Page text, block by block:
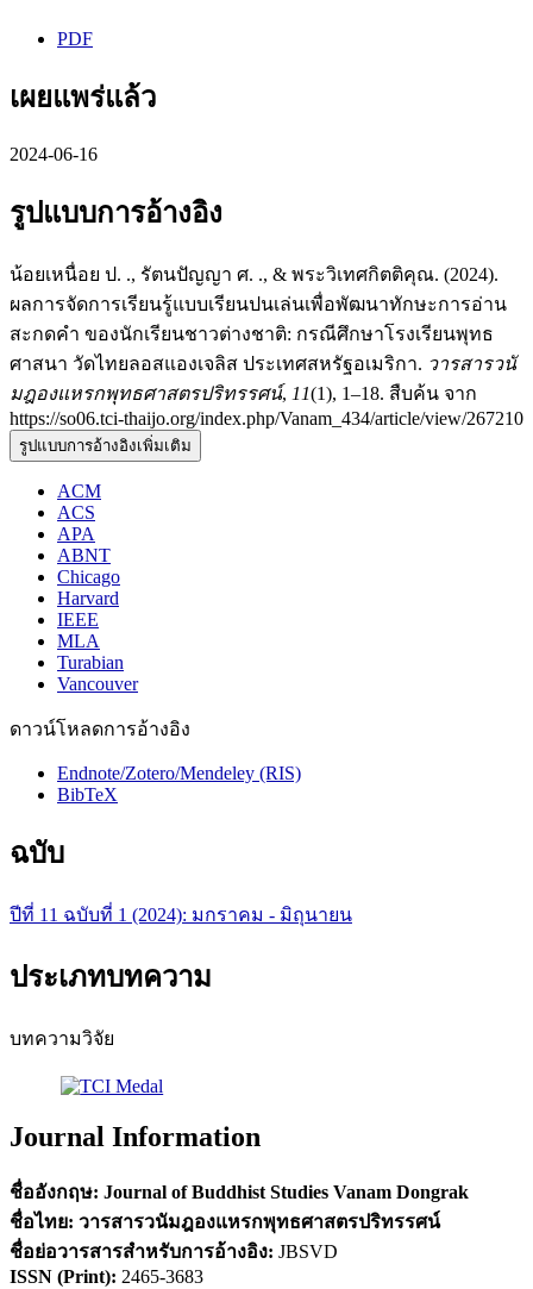
PDF
เผยแพร่แล้ว
2024-06-16
รูปแบบการอ้างอิง
น้อยเหนื่อย ป. ., รัตนปัญญา ศ. ., & พระวิเทศกิตติคุณ. (2024).
ผลการจัดการเรียนรู้แบบเรียนปนเล่นเพื่อพัฒนาทักษะการอ่าน
สะกดคำ ของนักเรียนชาวต่างชาติ: กรณีศึกษาโรงเรียนพุทธ
ศาสนา วัดไทยลอสแองเจลิส ประเทศสหรัฐอเมริกา. วารสารวนั
มฎองแหรกพุทธศาสตรปริทรรศน์, 11(1), 1–18. สืบค้น จาก
https://so06.tci-thaijo.org/index.php/Vanam_434/article/view/267210
รูปแบบการอ้างอิงเพิ่มเติม
ACM
ACS
APA
ABNT
Chicago
Harvard
IEEE
MLA
Turabian
Vancouver
ดาวน์โหลดการอ้างอิง
Endnote/Zotero/Mendeley (RIS)
BibTeX
ฉบับ
ปีที่ 11 ฉบับที่ 1 (2024): มกราคม - มิถุนายน
ประเภทบทความ
บทความวิจัย
Journal Information
ชื่ออังกฤษ: Journal of Buddhist Studies Vanam Dongrak
ชื่อไทย: วารสารวนัมฎองแหรกพุทธศาสตรปริทรรศน์
ชื่อย่อวารสารสำหรับการอ้างอิง: JBSVD
ISSN (Print): 2465-3683